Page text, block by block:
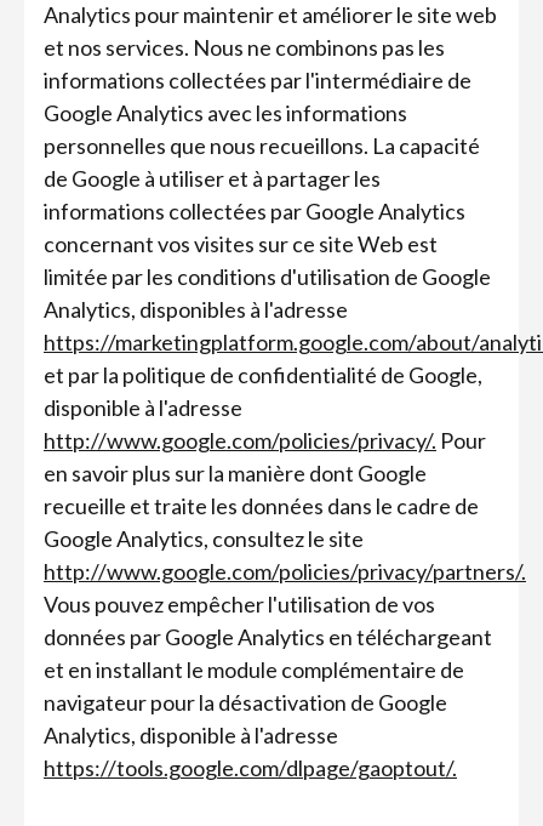
Analytics pour maintenir et améliorer le site web
et nos services. Nous ne combinons pas les
informations collectées par l'intermédiaire de
Google Analytics avec les informations
personnelles que nous recueillons. La capacité
de Google à utiliser et à partager les
informations collectées par Google Analytics
concernant vos visites sur ce site Web est
limitée par les conditions d'utilisation de Google
Analytics, disponibles à l'adresse
https://marketingplatform.google.com/about/
et par la politique de confidentialité de Google,
disponible à l'adresse
http://www.google.com/policies/privacy/. Pour
en savoir plus sur la manière dont Google
recueille et traite les données dans le cadre de
Google Analytics, consultez le site
http://www.google.com/policies/privacy/partners/.
Vous pouvez empêcher l'utilisation de vos
données par Google Analytics en téléchargeant
et en installant le module complémentaire de
navigateur pour la désactivation de Google
Analytics, disponible à l'adresse
https://tools.google.com/dlpage/gaoptout/.